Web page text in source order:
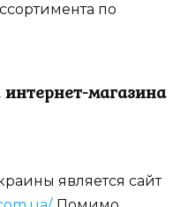
по
магазина
является сайт